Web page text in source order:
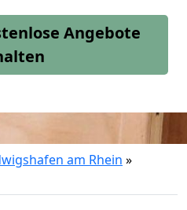
Angebote
am Rhein »